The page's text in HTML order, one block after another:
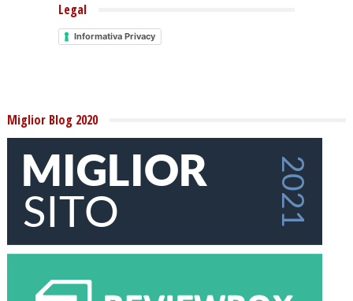
Legal
Informativa Privacy
Miglior Blog 2020